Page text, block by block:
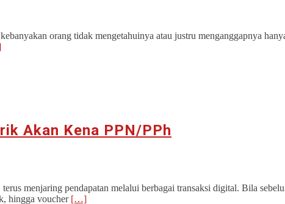
orang tidak mengetahuinya atau justru menganggapnya
Akan Kena PPN/PPh
menjaring pendapatan melalui berbagai transaksi digital. Bila
hingga voucher […]